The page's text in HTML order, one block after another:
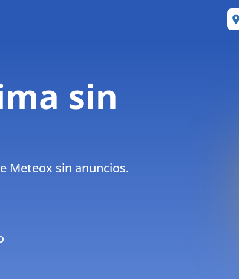
sin
Meteox sin anuncios.